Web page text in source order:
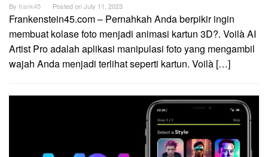
By frank45 Posted onJuly 11, 2023
Frankenstein45.com – Pernahkah Anda berpikir ingin
membuat kolase foto menjadi animasi kartun 3D?. Voilà AI
Artist Pro adalah aplikasi manipulasi foto yang mengambil
wajah Anda menjadi terlihat seperti kartun. Voilà […]